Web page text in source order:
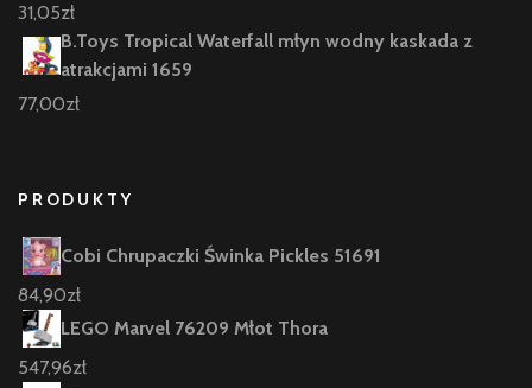
31,05zł
B.Toys Tropical Waterfall młyn wodny kaskada z
atrakcjami 1659
77,00zł
PRODUKTY
Cobi Chrupaczki Świnka Pickles 51691
84,90zł
LEGO Marvel 76209 Młot Thora
547,96zł